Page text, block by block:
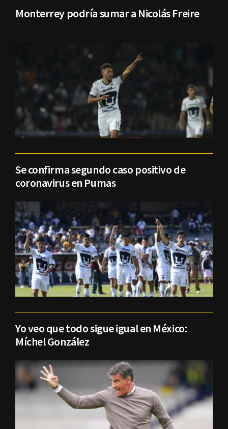
Monterrey podría sumar a Nicolás Freire
Se confirma segundo caso positivo de
coronavirus en Pumas
Yo veo que todo sigue igual en México:
Míchel González